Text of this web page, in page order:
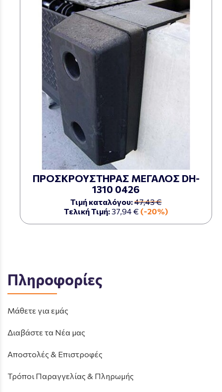
ΠΡΟΣΚΡΟΥΣΤΗΡΑΣ ΜΕΓΑΛΟΣ DH-
1310 0426
Τιμή καταλόγου:47,43 €
Τελική Τιμή: 37,94 € (-20%)
Πληροφορίες
Μάθετε για εμάς
Διαβάστε τα Νέα μας
Αποστολές & Επιστροφές
Τρόποι Παραγγελίας & Πληρωμής